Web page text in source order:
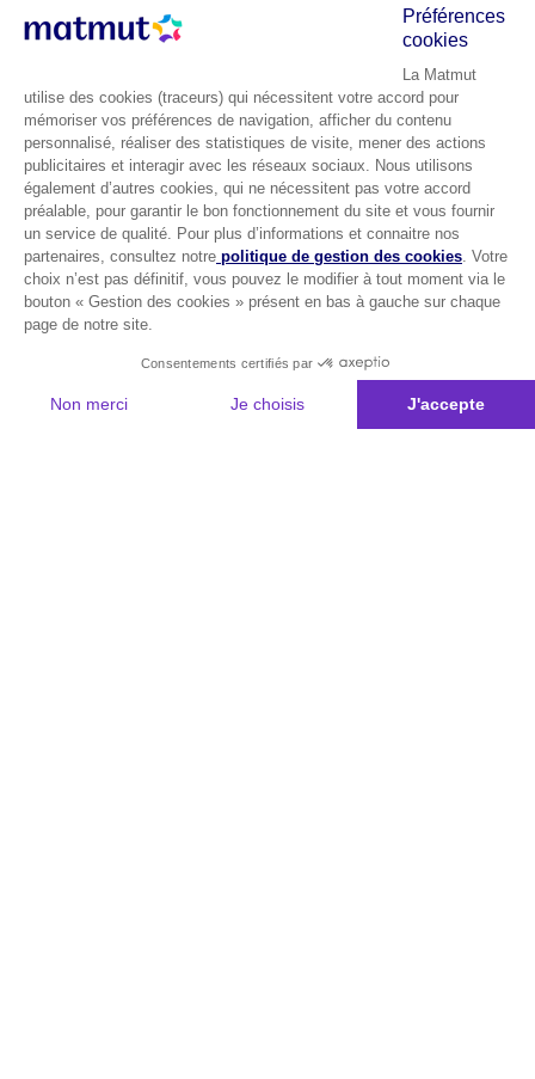
Préférences
cookies
La Matmut
utilise des cookies (traceurs) qui nécessitent votre accord pour
mémoriser vos préférences de navigation, afficher du contenu
personnalisé, réaliser des statistiques de visite, mener des actions
publicitaires et interagir avec les réseaux sociaux. Nous utilisons
également d’autres cookies, qui ne nécessitent pas votre accord
préalable, pour garantir le bon fonctionnement du site et vous fournir
un service de qualité. Pour plus d’informations et connaitre nos
partenaires, consultez notre politique de gestion des cookies. Votre
choix n’est pas définitif, vous pouvez le modifier à tout moment via le
bouton « Gestion des cookies » présent en bas à gauche sur chaque
page de notre site.
Consentements certifiés par
Non merci Je choisis
J'accepte